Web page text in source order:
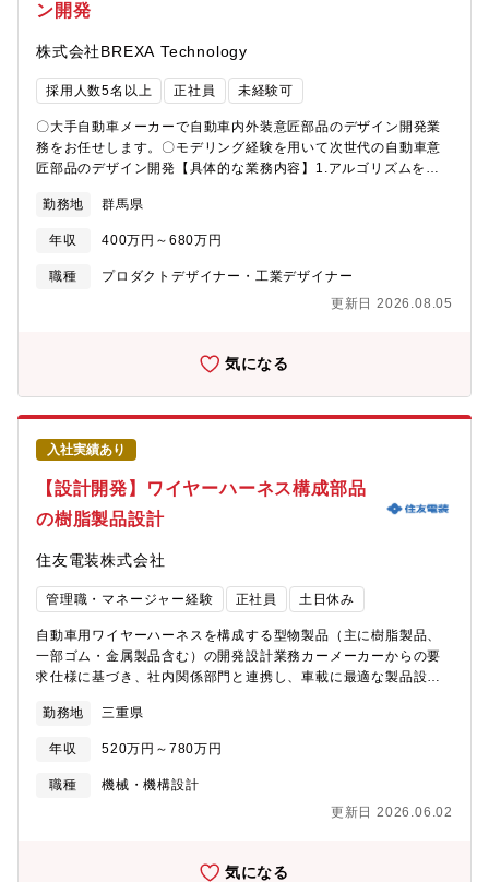
ン開発
株式会社BREXA Technology
採用人数5名以上 正社員 未経験可
〇大手自動車メーカーで自動車内外装意匠部品のデザイン開発業
務をお任せします。〇モデリング経験を用いて次世代の自動車意
匠部品のデザイン開発【具体的な業務内容】1.アルゴリズムを駆
デアスケッチを具現化し、独創的な形状や機能のモデリング3.デ
ザインの可能性を広げるための他部署との協業業務【魅力】★ア
ルゴリズムを活用し、新しいデザイン手法を追求する研究ができ
る★幅広い自動車の意匠部品開発に携われるやりがいのあるポジ
勤務地 群馬県
年収 400万円～680万円
職種
プロダクトデザイナー・工業デザイナー
更新日 2026.08.05
気になる
入社実績あり
【設計開発】ワイヤーハーネス構成部品
の樹脂製品設計
住友電装株式会社
管理職・マネージャー経験 正社員 土日休み
自動車用ワイヤーハーネスを構成する型物製品（主に樹脂製品、
一部ゴム・金属製品含む）の開発設計業務カーメーカーからの要
求仕様に基づき、社内関係部門と連携し、車載に最適な製品設計
ン。【製品例】プロテクタ：経路規制用樹脂製品グロメット：止
水用ゴム製品リレーボックス：リレーやヒューズ類を収納する電
源ボックス（樹脂・金属製）入社後のキャリアイメージ 入社後半
年程度は、E-learningや指導員のもとで設計ルールやプロセスな
難易度製品の型物設計を担当し、経験を積みながら複数部品や高
は、3年を目途に少人数チームのリーダーとしてご活躍いただくこ
勤務地 三重県
年収 520万円～780万円
職種
機械・機構設計
更新日 2026.06.02
気になる